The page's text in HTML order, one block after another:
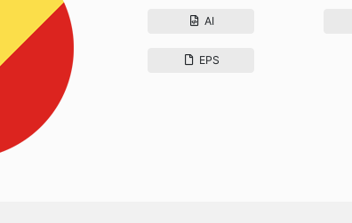
AI
EPS